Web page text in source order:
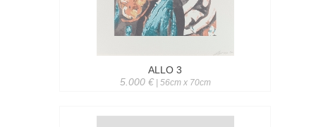
ALLO 3
5.000 €| 56cm x 70cm